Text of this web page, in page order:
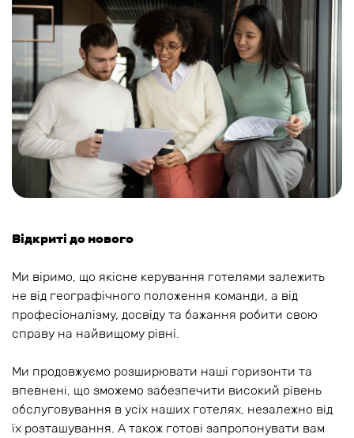
Відкриті до нового
Ми віримо, що якісне керування готелями залежить
не від географічного положення команди, а від
професіоналізму, досвіду та бажання робити свою
справу на найвищому рівні.
Ми продовжуємо розширювати наші горизонти та
впевнені, що зможемо забезпечити високий рівень
обслуговування в усіх наших готелях, незалежно від
їх розташування. А також готові запропонувати вам